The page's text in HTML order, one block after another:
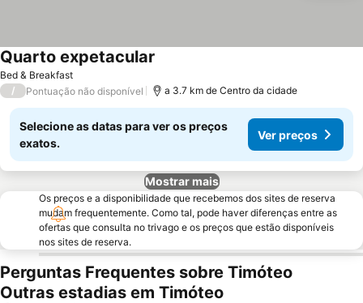
Bed & Breakfast
Quarto expetacular
/ Pontuação não disponível a 3.7 km de Centro da cidade
Selecione as datas para ver os preços
exatos.
Ver preços
Mostrar mais
Os preços e a disponibilidade que recebemos dos sites de reserva
mudam frequentemente. Como tal, pode haver diferenças entre as
ofertas que consulta no trivago e os preços que estão disponíveis
nos sites de reserva.
Perguntas Frequentes sobre Timóteo
Outras estadias em Timóteo